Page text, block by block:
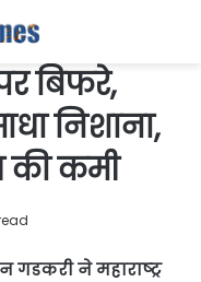
बिफरे,
निशाना,
की कमी
गडकरी ने महाराष्‍ट्र